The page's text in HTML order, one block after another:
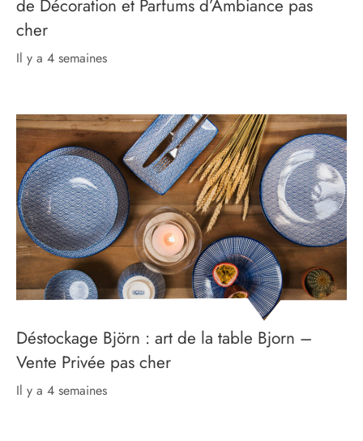
de Décoration et Parfums d’Ambiance pas
cher
il y a 4 semaines
Déstockage Björn : art de la table Bjorn –
Vente Privée pas cher
il y a 4 semaines